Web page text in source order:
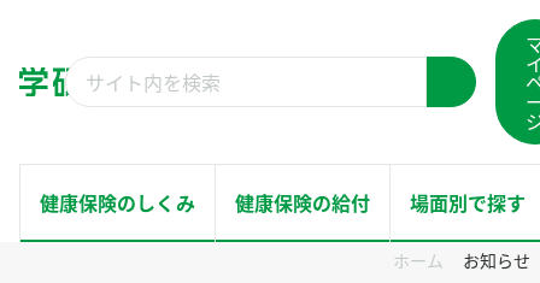
健康保険のしくみ 健康保険の給付 場面別で探す
検
索
検
ホーム お知らせ